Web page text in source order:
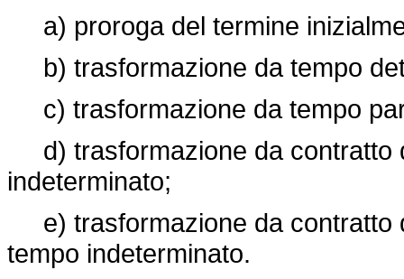
a) proroga del termine
b) trasformazione da tempo
c) trasformazione da tempo
d) trasformazione da contratto
indeterminato;
e) trasformazione da contratto
tempo indeterminato.